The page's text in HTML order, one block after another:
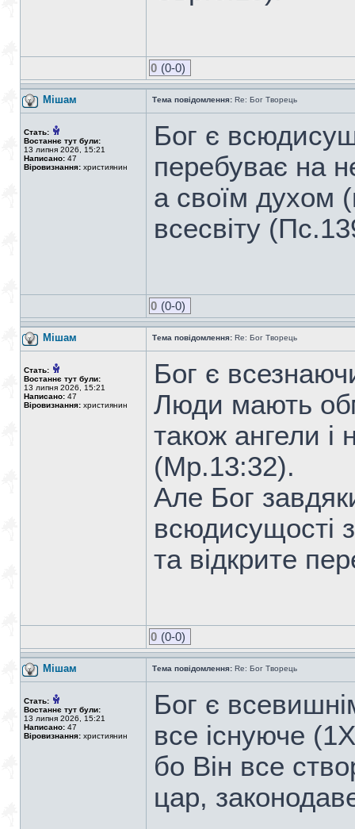
0 (0-0)
Мішам Тема повідомлення: Re: Бог Творець
Стать:
Востаннє тут були:
13 липня 2026, 15:21
Написано: 47
Віровизнання: християнин
Бог є
перебуває на
а своїм духом
всесвіту
0 (0-0)
Мішам Тема повідомлення: Re: Бог Творець
Стать:
Востаннє тут були:
13 липня 2026, 15:21
Написано: 47
Віровизнання: християнин
Бог є
Люди мають
також ангели і
(Мр.13:32).
Але Бог
всюдисущості
та відкрите
0 (0-0)
Мішам Тема повідомлення: Re: Бог Творець
Стать:
Востаннє тут були:
13 липня 2026, 15:21
Написано: 47
Віровизнання: християнин
Бог є
все існуюче
бо Він все
цар,